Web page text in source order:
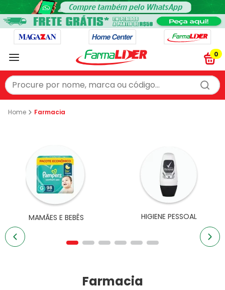
0
Procure por nome, marca ou código...
Farmacia
MAMÃES E BEBÊS HIGIENE PESSOAL
Farmacia
naprix
8º
bepantol
10º creamy